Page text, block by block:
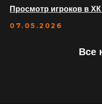
Просмотр игроков в
07.05.2026
Все